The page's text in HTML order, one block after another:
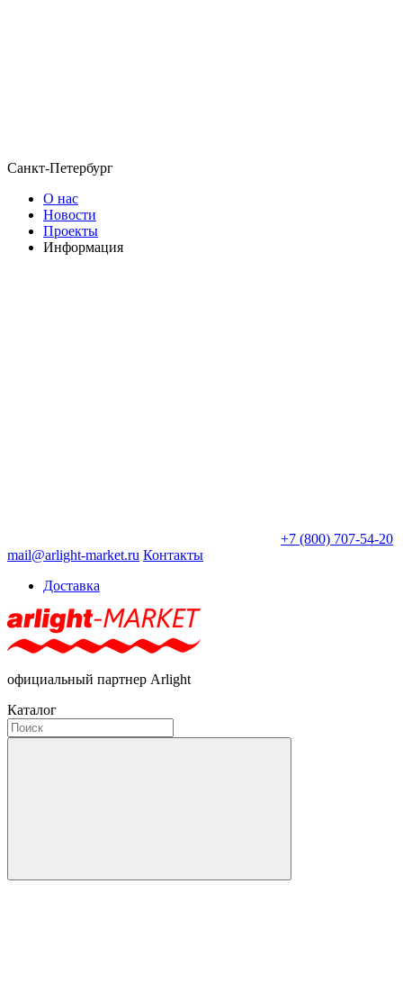
Санкт-Петербург
О нас
Новости
Проекты
Информация
+7 (800) 707-54-20
mail@arlight-market.ru Контакты
Доставка
официальный партнер Arlight
Каталог